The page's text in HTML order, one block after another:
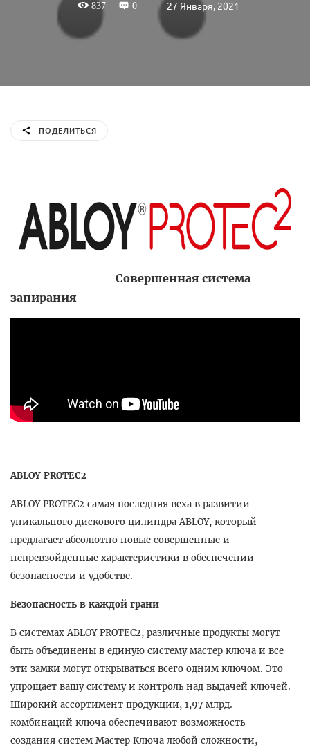
837 0 27 Января, 2021
ПОДЕЛИТЬСЯ
Совершенная система
запирания
ABLOY PROTEC2
ABLOY PROTEC2 самая последняя веха в развитии
уникального дискового цилиндра ABLOY, который
предлагает абсолютно новые совершенные и
непревзойденные характеристики в обеспечении
безопасности и удобстве.
Безопасность в каждой грани
В системах ABLOY PROTEC2, различные продукты могут
быть объединены в единую систему мастер ключа и все
эти замки могут открываться всего одним ключом. Это
упрощает вашу систему и контроль над выдачей ключей.
Широкий ассортимент продукции, 1,97 млрд.
комбинаций ключа обеспечивают возможность
создания систем Мастер Ключа любой сложности,